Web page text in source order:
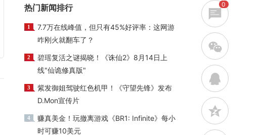
热门新闻排行
1
7.7万在线峰值，但只有45%好评率：这网游
咋刚火就翻车了？
2
碧瑶复活之谜揭晓！《诛仙2》8月14日上
线"仙诡修真版"
3
紫发御姐驾驶红色机甲！《守望先锋》发布
D.Mon宣传片
4
赚真美金！玩撤离游戏《BR1: Infinite》每小
时可赚10美元
0
w
q
z